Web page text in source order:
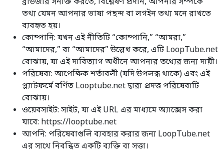
তথ্য যেমন আপনার ভাষা পছন্দ বা লগইন তথ্য মনে রাখতে
ব্যবহৃত হয়।
কোম্পানি: যখন এই নীতিটি “কোম্পানি,” “আমরা,”
“আমাদের,” বা “আমাদের” উল্লেখ করে, এটি LoopTube.net
বোঝায়, যা এই দাবিত্যাগ অধীনে আপনার তথ্যের জন্য দায়ী।
পরিষেবা: আপেক্ষিক শর্তাবলী (যদি উপলব্ধ থাকে) এবং এই
প্ল্যাটফর্মে বর্ণিত Looptube.net দ্বারা প্রদত্ত পরিষেবাটি
বোঝায়।
ওয়েবসাইট: সাইট, যা এই URL এর মাধ্যমে অ্যাক্সেস করা
যাবে: https://looptube.net
আপনি: পরিষেবাগুলি ব্যবহার করার জন্য LoopTube.net
এর সাথে নিবন্ধিত একটি ব্যক্তি বা সত্তা।